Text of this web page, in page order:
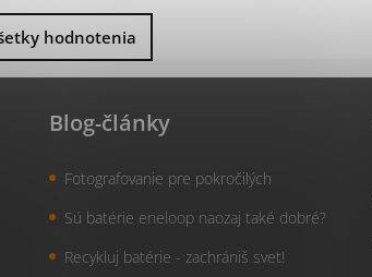
hodnotenia
Blog-články
Fotografovanie pre pokročilých
Sú batérie eneloop naozaj také dobré?
Recykluj batérie - zachrániš svet!